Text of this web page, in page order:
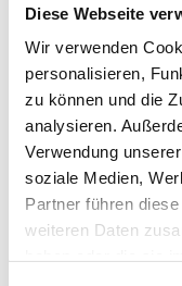
Diese Webseite
Wir verwenden
personalisieren,
zu können und die
analysieren.
Verwendung
soziale Medien,
Partner führen
weiteren Daten
Produkte zum
Dauerangebot
Teilen Sie uns
Sie interessiert
Essen für Sie
über Ihre
persönlich bei
oder online mit